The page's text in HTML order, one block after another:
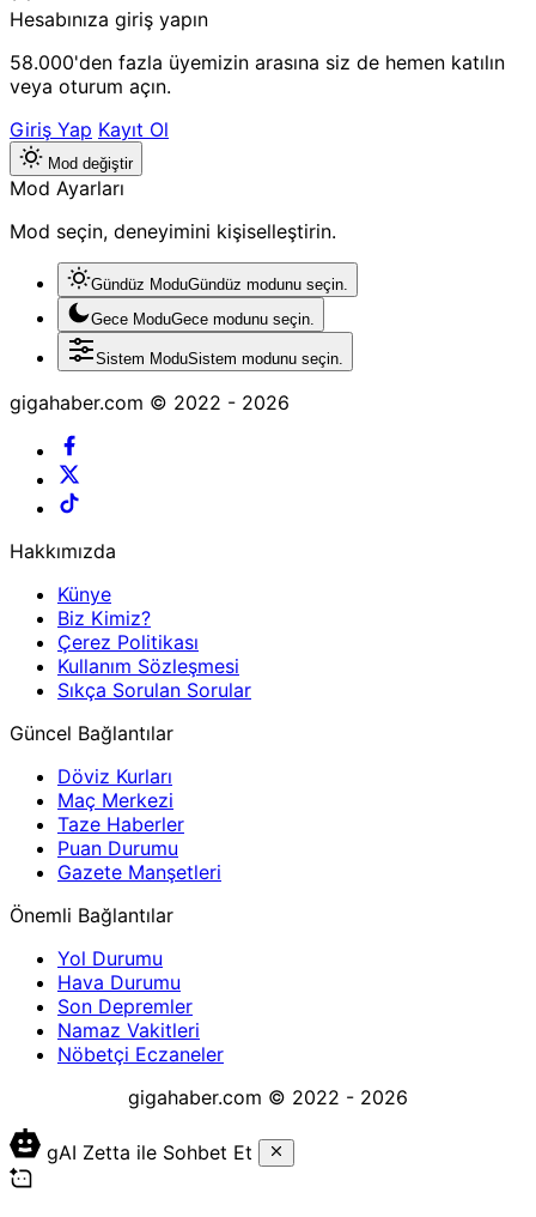
Hesabınıza giriş yapın
58.000'den fazla üyemizin arasına siz de hemen katılın
veya oturum açın.
Giriş Yap Kayıt Ol
Mod değiştir
Mod Ayarları
Mod seçin, deneyimini kişiselleştirin.
Gündüz ModuGündüz modunu seçin.
Gece ModuGece modunu seçin.
Sistem ModuSistem modunu seçin.
gigahaber.com © 2022 - 2026
Hakkımızda
Künye
Biz Kimiz?
Çerez Politikası
Kullanım Sözleşmesi
Sıkça Sorulan Sorular
Güncel Bağlantılar
Döviz Kurları
Maç Merkezi
Taze Haberler
Puan Durumu
Gazete Manşetleri
Önemli Bağlantılar
Yol Durumu
Hava Durumu
Son Depremler
Namaz Vakitleri
Nöbetçi Eczaneler
gigahaber.com © 2022 - 2026
gAI Zetta ile Sohbet Et